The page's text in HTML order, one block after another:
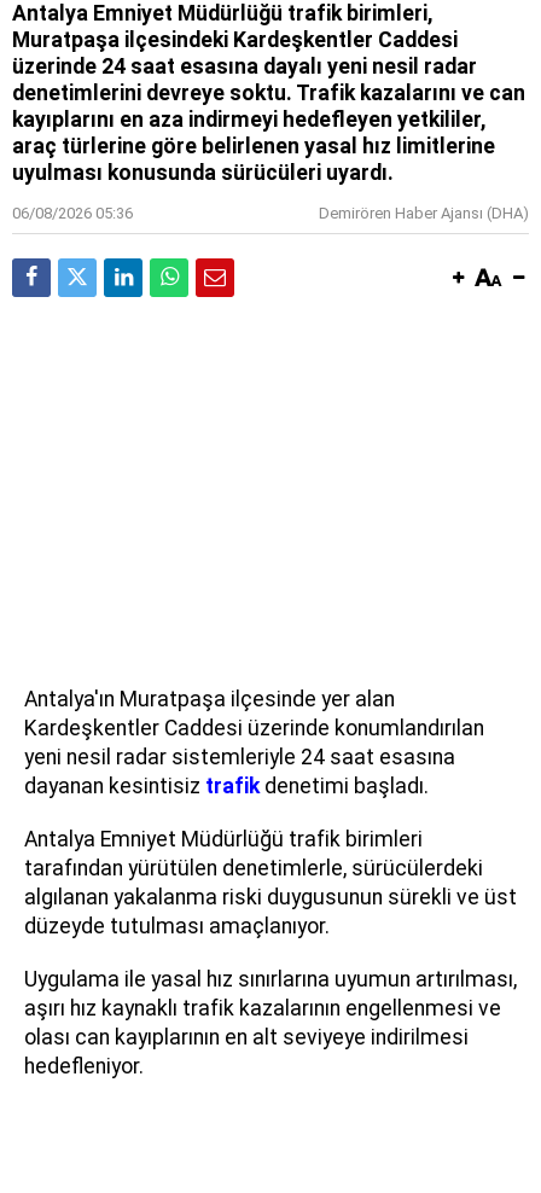
Antalya Emniyet Müdürlüğü trafik birimleri,
Muratpaşa ilçesindeki Kardeşkentler Caddesi
üzerinde 24 saat esasına dayalı yeni nesil radar
denetimlerini devreye soktu. Trafik kazalarını ve can
kayıplarını en aza indirmeyi hedefleyen yetkililer,
araç türlerine göre belirlenen yasal hız limitlerine
uyulması konusunda sürücüleri uyardı.
06/08/2026 05:36 Demirören Haber Ajansı (DHA)
Antalya'ın Muratpaşa ilçesinde yer alan
Kardeşkentler Caddesi üzerinde konumlandırılan
yeni nesil radar sistemleriyle 24 saat esasına
dayanan kesintisiz trafikdenetimi başladı.
Antalya Emniyet Müdürlüğü trafik birimleri
tarafından yürütülen denetimlerle, sürücülerdeki
algılanan yakalanma riski duygusunun sürekli ve üst
düzeyde tutulması amaçlanıyor.
Uygulama ile yasal hız sınırlarına uyumun artırılması,
aşırı hız kaynaklı trafik kazalarının engellenmesi ve
olası can kayıplarının en alt seviyeye indirilmesi
hedefleniyor.